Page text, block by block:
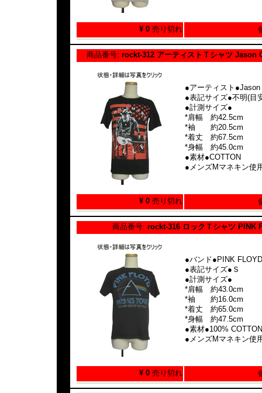
¥ 0 売り切れ
商品番号: rockt-312 アーティストＴシャツ Jason
●アーティスト
●表記サイズ●不明(目
●計測サイズ●
*肩幅 約42.5cm
*袖 約20.5cm
*着丈 約67.5cm
*身幅 約45.0cm
●素材●COTTON
●メンズMマネキン使
¥ 0 売り切れ
商品番号: rockt-316 ロックＴシャツ PINK
●バンド●PINK FLOYD
●表記サイズ●Ｓ
●計測サイズ●
*肩幅 約43.0cm
*袖 約16.0cm
*着丈 約65.0cm
*身幅 約47.5cm
●素材●100% COTTON
●メンズMマネキン使
¥ 0 売り切れ